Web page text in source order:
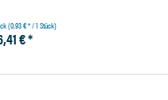
(0,93 € * / 1 Stück)
€ *